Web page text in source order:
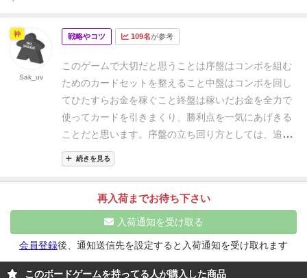
戦略やコツ 109名が参考
このゲームで大切だと思うことは序盤はコンボを組む
ためのカードセットを整えること 中盤はコンボを回し
てひたすらお金を稼ぐこと終盤は稼いだお金を全力で
使ってカードを引きまくり、勝利点を一気にあげきる
ことだと思います。
序盤の立ち回り方としては、追加
で広告展開のできるカードと月のトークンを移動させ
れるカード、損失を収入に変えるカードを重点的に集
めるといいと思います。中盤はそれに加えて専門職、
イベントをうまく活用して金回りを良くしましょう。
しっかりとお金をためてイベント「フィーバー」が出
たら終盤です。金に物を言わせてカードを引きまく
り、カードセットを叩き込んで勝利点を稼いでいきま
しょう。 コンボを構成するためのカード構成、枚数は
続きを見る
神
Sak_uv
再入荷までお待ち下さい
入荷通知を受け取る
会員登録後、通知送信先を設定すると入荷通知を受け取れます
このボードゲームを持ってる人が購入した商品